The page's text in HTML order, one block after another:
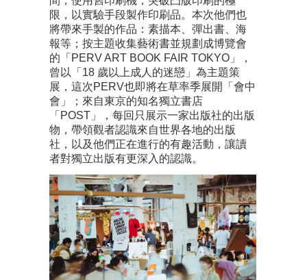
限，以實驗手段製作印刷品。本次他們也
將帶來手製的作品：素描本、彈出書、海
報等；按主題收集藝術書並規劃成博覽會
的「PERV ART BOOK FAIR TOKYO」，
曾以「18 歲以上成人的迷戀」為主題策
展，這次PERV也即將在草率季展開「會中
會」；來自東京的知名獨立書店
「POST」，每回只展示一家出版社的出版
物，帶領觀者認識來自世界各地的出版
社，以及他們正在進行的有趣活動，讓讀
者對獨立出版有更深入的認識。